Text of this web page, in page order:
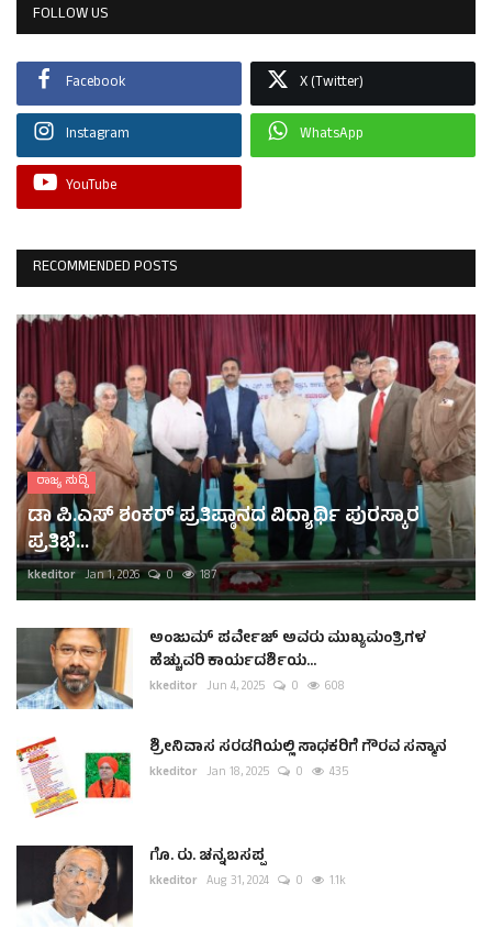
FOLLOW US
Facebook X (Twitter)
Instagram WhatsApp
YouTube
RECOMMENDED POSTS
ರಾಜ್ಯ ಸುದ್ದಿ
ಡಾ ಪಿ.ಎಸ್ ಶಂಕರ್ ಪ್ರತಿಷ್ಠಾನದ ವಿದ್ಯಾರ್ಥಿ ಪುರಸ್ಕಾರ
ಪ್ರತಿಭೆ...
kkeditor Jan 1, 2026 0 187
ಅಂಜುಮ್ ಪರ್ವೇಜ್ ಅವರು ಮುಖ್ಯಮಂತ್ರಿಗಳ
ಹೆಚ್ಚುವರಿ ಕಾರ್ಯದರ್ಶಿಯ...
kkeditor Jun 4, 2025 0 608
ಶ್ರೀನಿವಾಸ ಸರಡಗಿಯಲ್ಲಿ ಸಾಧಕರಿಗೆ ಗೌರವ ಸನ್ಮಾನ
kkeditor Jan 18, 2025 0 435
ಗೊ. ರು. ಚನ್ನಬಸಪ್ಪ
kkeditor Aug 31, 2024 0 1.1k